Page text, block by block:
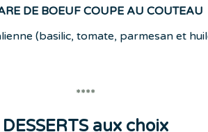
DE BOEUF COUPE AU COUTEAU
(basilic, tomate, parmesan et
****
DESSERTS aux choix